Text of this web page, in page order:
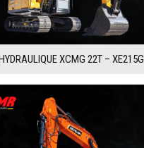
XCMG 22T – XE215G